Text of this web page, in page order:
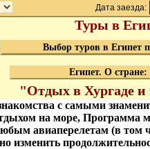
Дата заезда:
Туры в
Выбор туров в Египет
Египет. О стране:
"Отдых в Хургаде и
с самыми
на море, Программа
авиаперелетам (в том
изменить